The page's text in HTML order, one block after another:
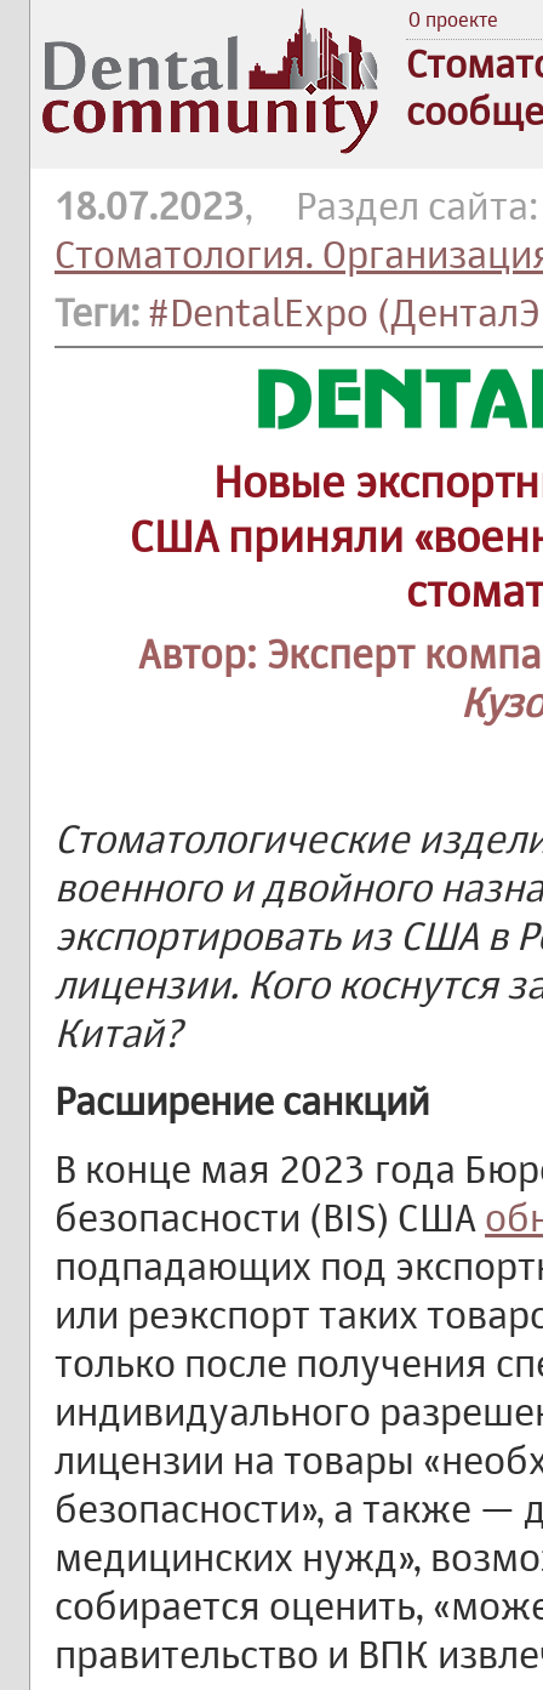
О проекте
18.07.2023, Раздел
Стоматология.
Теги: #DentalExpo
Новые
США приняли
Автор: Эксперт
Стоматологические
военного и двойного
экспортировать из США в
лицензии. Кого коснутся
Китай?
Расширение санкций
В конце мая 2023 года
безопасности (BIS) США
подпадающих под
или реэкспорт таких
только после получения
индивидуального
лицензии на товары
безопасности», а также —
медицинских нужд»,
собирается оценить,
правительство и ВПК